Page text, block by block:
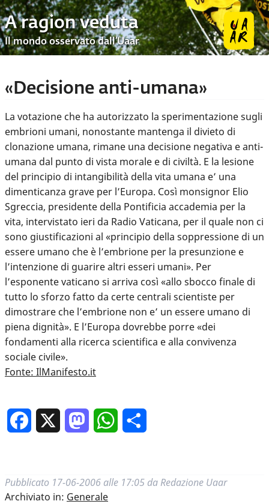
A ragion veduta
Il mondo osservato dall’Uaar
«Decisione anti-umana»
La votazione che ha autorizzato la sperimentazione sugli
embrioni umani, nonostante mantenga il divieto di
clonazione umana, rimane una decisione negativa e anti-
umana dal punto di vista morale e di civiltà. E la lesione
del principio di intangibilità della vita umana e’ una
dimenticanza grave per l’Europa. Così monsignor Elio
Sgreccia, presidente della Pontificia accademia per la
vita, intervistato ieri da Radio Vaticana, per il quale non ci
sono giustificazioni al «principio della soppressione di un
essere umano che è l’embrione per la presunzione e
l’intenzione di guarire altri esseri umani». Per
l’esponente vaticano si arriva così «allo sbocco finale di
tutto lo sforzo fatto da certe centrali scientiste per
dimostrare che l’embrione non e’ un essere umano di
piena dignità». E l’Europa dovrebbe porre «dei
fondamenti alla ricerca scientifica e alla convivenza
sociale civile».
Fonte: IlManifesto.it
Facebook MastodonWhatsApp
Pubblicato 17-06-2006 alle 17:05 da Redazione Uaar
Archiviato in: Generale